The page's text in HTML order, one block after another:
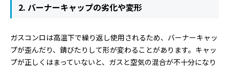
2. バーナーキャップの劣化や変形
ガスコンロは高温下で繰り返し使用されるため、バーナーキャッ
プが歪んだり、錆びたりして形が変わることがあります。キャッ
プが正しくはまっていないと、ガスと空気の混合が不十分になり